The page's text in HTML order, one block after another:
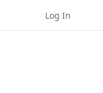
Log In